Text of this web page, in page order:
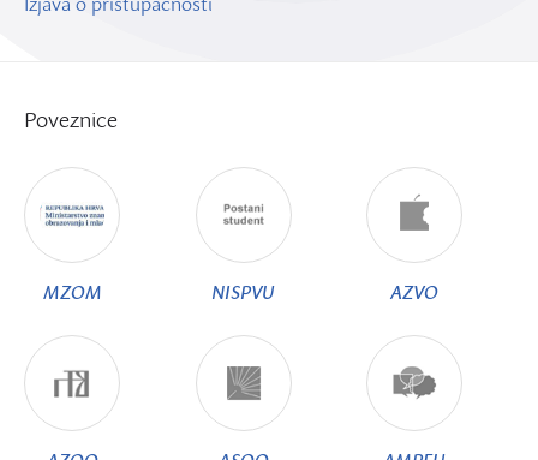
Poveznice
MZOM NISPVU AZVO